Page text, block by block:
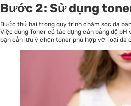
Bước 2: Sử dụng
Bước thứ hai trong quy trình chăm sóc da
Việc dùng Toner có tác dụng cân bằng độ pH
bạn cần lưu ý chọn toner phù hợp với loại da